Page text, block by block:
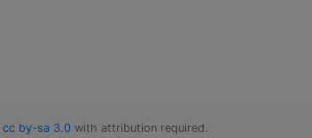
cc by-sa 3.0 with attribution required.